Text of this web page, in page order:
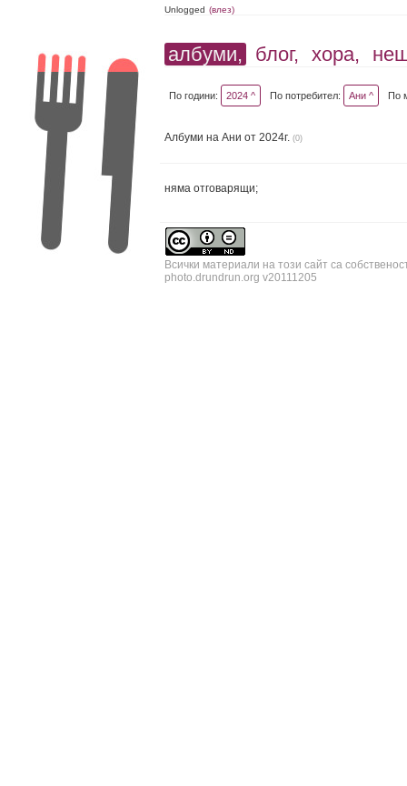
Unlogged (влез)
албуми, блог, хора,
По години: 2024 ^ По потребител: Ани ^ По
Албуми на Ани от 2024г. (0)
няма отговарящи;
Всички материали на този сайт са
photo.drundrun.org v20111205